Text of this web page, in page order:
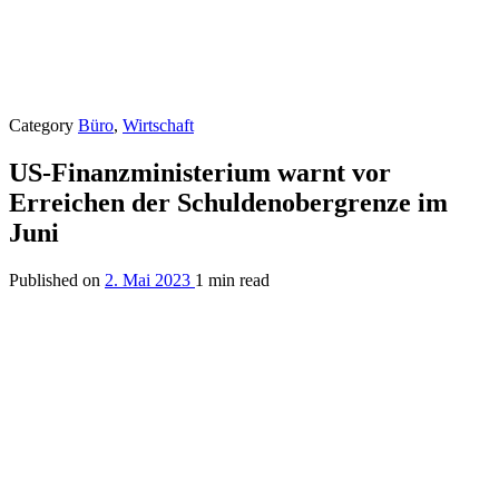
Category Büro, Wirtschaft
US-Finanzministerium warnt vor
Erreichen der Schuldenobergrenze im
Juni
Published on 2. Mai 2023 1 min read